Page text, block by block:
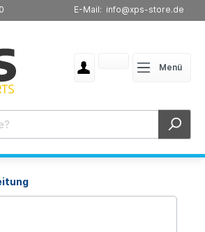
E-Mail: info@xps-store.de
Menü